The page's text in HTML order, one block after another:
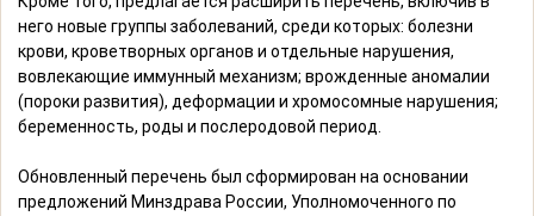
него новые группы заболеваний, среди которых: болезни
крови, кроветворных органов и отдельные нарушения,
вовлекающие иммунный механизм; врожденные аномалии
(пороки развития), деформации и хромосомные нарушения;
беременность, роды и послеродовой период.
Обновленный перечень был сформирован на основании
предложений Минздрава России, Уполномоченного по